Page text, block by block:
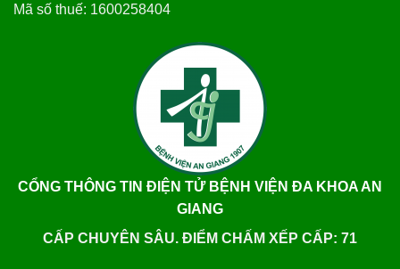
Mã số thuế: 1600258404
CỔNG THÔNG TIN ĐIỆN TỬ BỆNH VIỆN ĐA KHOA AN
GIANG
CẤP CHUYÊN SÂU. ĐIỂM CHẤM XẾP CẤP: 71